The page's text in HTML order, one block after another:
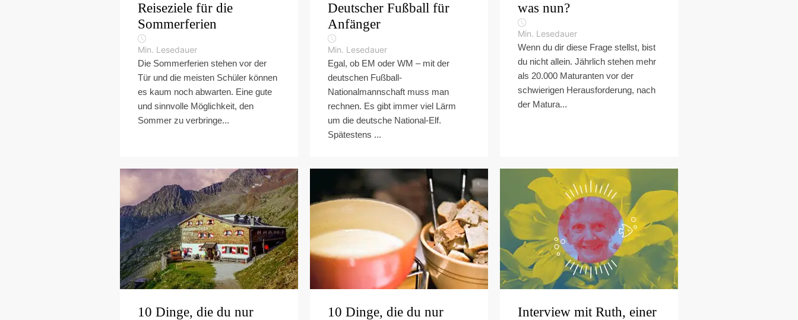
Reiseziele für die
Sommerferien
Min. Lesedauer
Die Sommerferien stehen vor der
Tür und die meisten Schüler können
es kaum noch abwarten. Eine gute
und sinnvolle Möglichkeit, den
Sommer zu verbringe...
Deutscher Fußball für
Anfänger
Min. Lesedauer
Egal, ob EM oder WM – mit der
deutschen Fußball-
Nationalmannschaft muss man
rechnen. Es gibt immer viel Lärm
um die deutsche National-Elf.
Spätestens ...
was nun?
Min. Lesedauer
Wenn du dir diese Frage stellst, bist
du nicht allein. Jährlich stehen mehr
als 20.000 Maturanten vor der
schwierigen Herausforderung, nach
der Matura...
10 Dinge, die du nur
10 Dinge, die du nur
Interview mit Ruth, einer